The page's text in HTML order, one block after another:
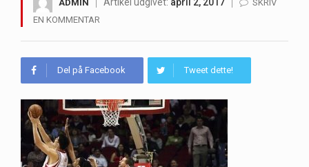
Massagestole er ikke længere forbeholdt luksuriøse spaer og wellnesscentre - de er nu tilgængelige til…
ADMIN Artikel udgivet: april 2, 2017
SKRIV
EN KOMMENTAR
Del på Facebook Tweet dette!